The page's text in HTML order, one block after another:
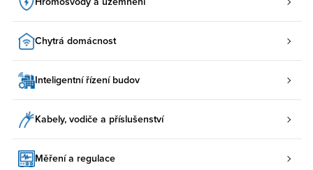
Chytrá domácnost
Inteligentní řízení budov
Kabely, vodiče a příslušenství
Měření a regulace